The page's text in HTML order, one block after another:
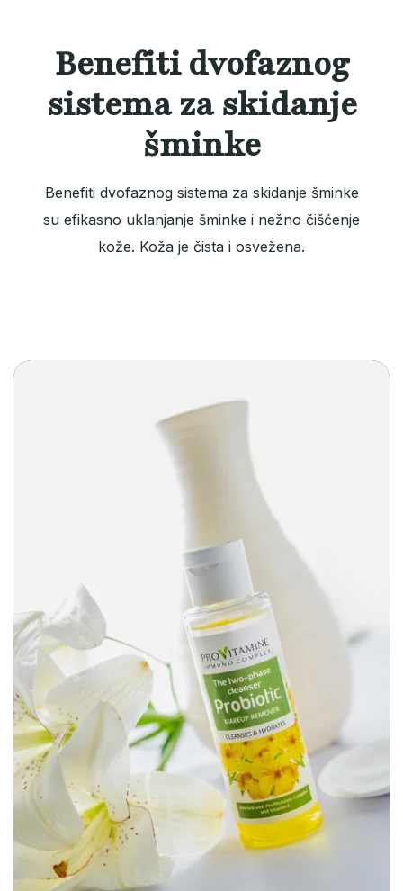
Benefiti dvofaznog
sistema za skidanje
šminke
Benefiti dvofaznog sistema za skidanje šminke
su efikasno uklanjanje šminke i nežno čišćenje
kože. Koža je čista i osvežena.